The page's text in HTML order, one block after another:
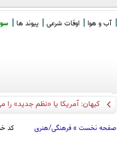
آب و هوا اوقات شرعی پیوند ها
کالابرگ_
صفحه نخست » فرهنگی/هنری کد